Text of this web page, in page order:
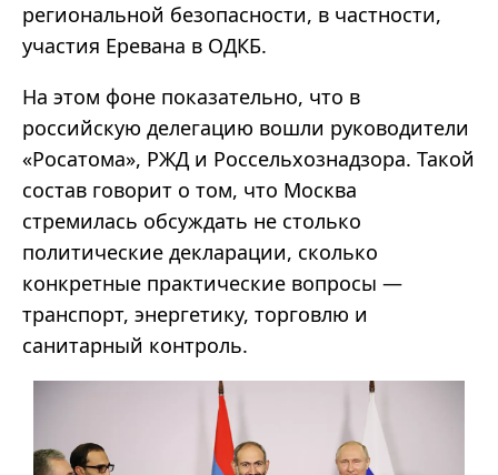
региональной безопасности, в частности,
участия Еревана в ОДКБ.
На этом фоне показательно, что в
российскую делегацию вошли руководители
«Росатома», РЖД и Россельхознадзора. Такой
состав говорит о том, что Москва
стремилась обсуждать не столько
политические декларации, сколько
конкретные практические вопросы —
транспорт, энергетику, торговлю и
санитарный контроль.